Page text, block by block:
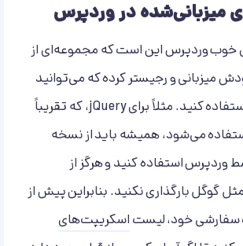
میزبانی‌شده در وردپرس
خوب وردپرس این است که مجموعه‌ای از
میزبانی و رجیستر کرده که می‌توانید
در توسعه قالب‌ استفاده کنید. مثلاً برای jQuery، که تقریباً
می‌شود، همیشه باید از نسخه
وردپرس استفاده کنید و هرگز از
گوگل بارگذاری نکنید. بنابراین پیش از
سفارشی خود، لیستاسکریپت‌های